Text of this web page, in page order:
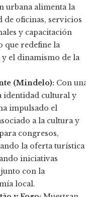
urbana alimenta la
de oficinas, servicios
y capacitación
que redefine la
y el dinamismo de la
(Mindelo): Con
identidad cultural y
impulsado el
a la cultura y
congresos,
la oferta turística
iniciativas
con la
local.